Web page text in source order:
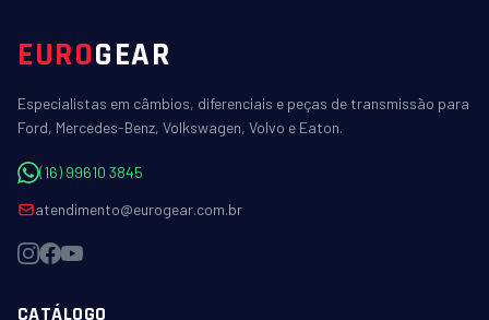
EUROGEAR
Especialistas em câmbios, diferenciais e peças de transmissão para
Ford, Mercedes-Benz, Volkswagen, Volvo e Eaton.
(16) 99610 3845
atendimento@eurogear.com.br
CATÁLOGO